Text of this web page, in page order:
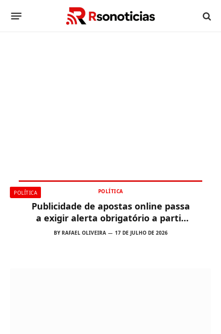
POLÍTICA POLÍTICA
Publicidade de apostas online passa
a exigir alerta obrigatório a partir
desta sexta-feira
BY RAFAEL OLIVEIRA 17 DE JULHO DE 2026